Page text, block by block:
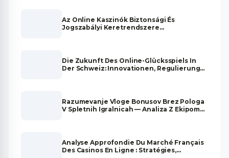
Az Online Kaszinók Biztonsági És
Jogszabályi Keretrendszere
Die Zukunft Des Online-Glücksspiels In
Der Schweiz: Innovationen, Regulierung
Razumevanje Vloge Bonusov Brez Pologa
V Spletnih Igralnicah — Analiza Z Ekipom
Analyse Approfondie Du Marché Français
Des Casinos En Ligne : Stratégies,